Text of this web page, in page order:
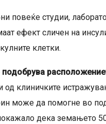
повеќе студии,
ефект сличен на
клетки.
подобрува
од клиничките
може да помогне во
дека земањето